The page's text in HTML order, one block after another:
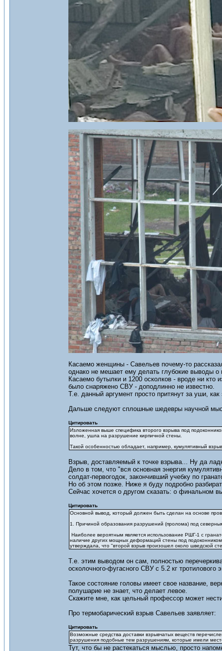
Касаемо женщины - Савельев почему-то
однако не мешает ему делать глубокие выводы о
Касаемо бутылки и 1200 осколков - вроде ни
было снаряжено СВУ - доподлинно не известно.
Т.е. данный аргумент просто притянут за уши,
Дальше следуют сплошные шедевры научной
Цитировать
Изложенная выше специфика второго взрыва под
волне, ушла на разрушение кирпичной стены.
Такой особенностью обладает, например, кумулятивный
Взрыв, доставляемый к точке взрыва... Ну да
Дело в том, что "вся основная энергия
солдат-первогодок, закончивший учебку по
Но об этом позже. Ниже я буду подробно
Сейчас хочется о другом сказать: о финальном
Цитировать
Основной вывод, который должен быть сделан на основе
1. Причиной образования разрушений (пролома) под
Наиболее вероятным является использование РШГ-1 с
наличие других мощных деформаций стены под
утверждала, что "второй взрыв произошел около шведской
Т.е. этим выводом он сам, полностью
осколочного-фугасного СВУ с 5.2 кг
Такое состояние головы имеет свое название,
полушарие не знает, что делает левое.
Скажите мне, как цельный профессор может
Про термобарический взрыв Савельев заявляет:
Цитировать
Возможные средства доставки взрывчатых веществ
разрушения подобные тем разрушениям, которые имели
Тут, что бы не растекаться мыслью, просто